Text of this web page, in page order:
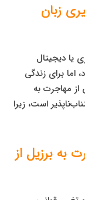
زبان
یا دیجیتال
اما برای زندگی
از مهاجرت به
است، زیرا
به برزیل از